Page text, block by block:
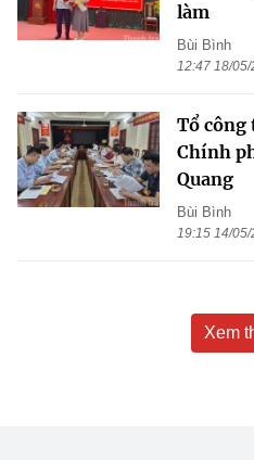
làm
Bùi Bình
12:47 18/
Tổ công
Chính
Quang
Bùi Bình
19:15 14/
Xem